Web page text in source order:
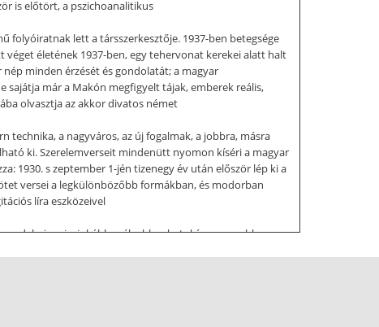
is előtört, a pszichoanalitikus
folyóiratnak lett a társszerkesztője. 1937-ben betegsége
életének 1937-ben, egy tehervonat kerekei alatt halt
minden érzését és gondolatát; a magyar
sajátja már a Makón megfigyelt tájak, emberek reális,
olvasztja az akkor divatos német
technika, a nagyváros, az új fogalmak, a jobbra, másra
ki. Szerelemverseit mindenütt nyomon kíséri a magyar
1930. s zeptember 1-jén tizenegy év után először lép ki a
versei a legkülönbözőbb formákban, és modorban
líra eszközeivel
ereje, inkább mélyebbre hatol és magasabbra
a Flóra-versek, a